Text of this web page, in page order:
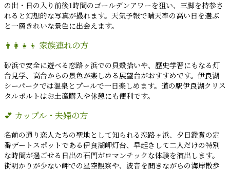
の出・日の入り前後1時間のゴールデンアワーを狙い、三脚を持参さ
れると幻想的な写真が撮れます。天気予報で晴天率の高い日を選ぶ
と一層きれいな景色に出会えます。
👨‍👩‍👧‍👦 家族連れの方
砂浜で安全に遊べる恋路ヶ浜での貝殻拾いや、歴史学習にもなる灯
台見学、高台からの景色が楽しめる展望台がおすすめです。伊良湖
シーパークでは温泉とプールで一日楽しめます。道の駅伊良湖クリス
タルポルトはお土産購入や休憩にも便利です。
💕 カップル・夫婦の方
名前の通り恋人たちの聖地として知られる恋路ヶ浜、夕日鑑賞の定
番デートスポットである伊良湖岬灯台、早起きして二人だけの特別
な時間が過ごせる日出の石門がロマンチックな体験を演出します。
街明かりが少ない岬での星空観察や、波音を聞きながらの海岸散歩